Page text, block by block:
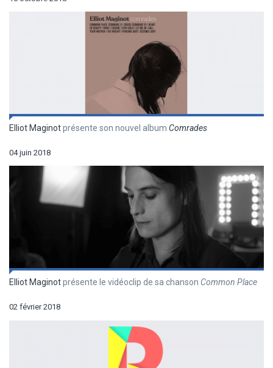
Elliot Maginotprésente son nouvel album Comrades
04 juin 2018
Elliot Maginotprésente le vidéoclip de sa chanson Common Place
02 février 2018